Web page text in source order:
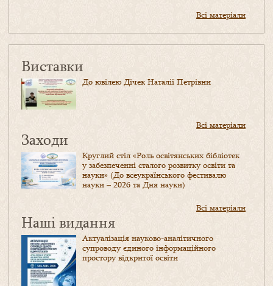
Всі матеріали
Виставки
До ювілею Дічек Наталії Петрівни
Всі матеріали
Заходи
Круглий стіл «Роль освітянських бібліотек
у забезпеченні сталого розвитку освіти та
науки» (До всеукраїнського фестивалю
науки – 2026 та Дня науки)
Всі матеріали
Наші видання
Актуалізація науково-аналітичного
супроводу єдиного інформаційного
простору відкритої освіти